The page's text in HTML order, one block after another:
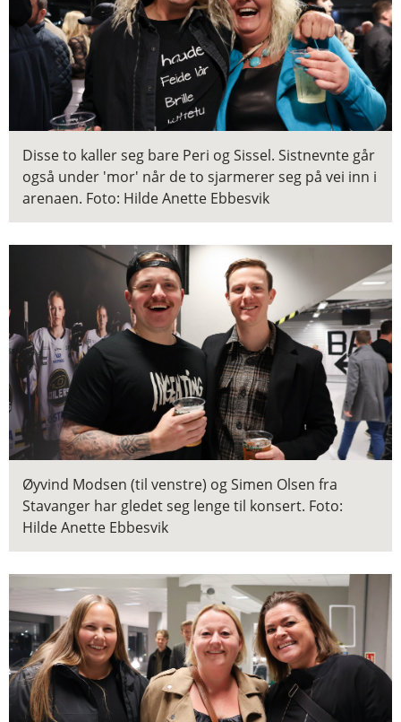
Disse to kaller seg bare Peri og Sissel. Sistnevnte går
også under 'mor' når de to sjarmerer seg på vei inn i
arenaen. Foto: Hilde Anette Ebbesvik
Øyvind Modsen (til venstre) og Simen Olsen fra
Stavanger har gledet seg lenge til konsert. Foto:
Hilde Anette Ebbesvik